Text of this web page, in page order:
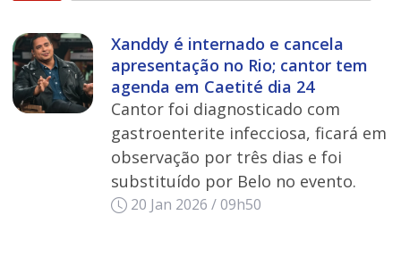
Xanddy é internado e cancela
apresentação no Rio; cantor tem
agenda em Caetité dia 24
Cantor foi diagnosticado com
gastroenterite infecciosa, ficará em
observação por três dias e foi
substituído por Belo no evento.
20 Jan 2026 / 09h50